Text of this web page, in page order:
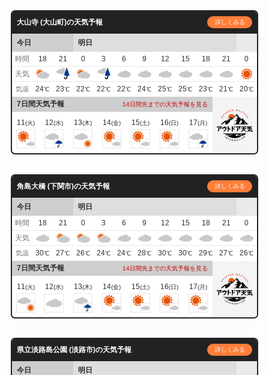
大山寺 (大山町)の天気予報 詳しくみる
今日
明日
時間
18 21 0 3 6 9 12 15 18 21
0
天気
気温 24℃ 23℃ 22℃ 22℃ 22℃ 24℃ 25℃ 25℃ 23℃ 21℃ 20℃
7日間天気予報 14日間先までの天気予報を見る
11(火) 12(水) 13(木) 14(金) 15(土) 16(日) 17(月)
角島大橋 (下関市)の天気予報 詳しくみる
今日
明日
時間
18 21 0 3 6 9 12 15 18 21
0
天気
気温 30℃ 27℃ 26℃ 24℃ 24℃ 28℃ 30℃ 30℃ 29℃ 27℃ 26℃
7日間天気予報 14日間先までの天気予報を見る
11(火) 12(水) 13(木) 14(金) 15(土) 16(日) 17(月)
県立淡路島公園 (淡路市)の天気予報 詳しくみる
今日
明日